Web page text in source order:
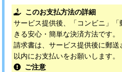
このお支払方法の詳細
サービス提供後、「コンビニ」
きる安心・簡単な決済方法です。
請求書は、サービス提供後に郵
以内にお支払いをお願いします。
ご注意